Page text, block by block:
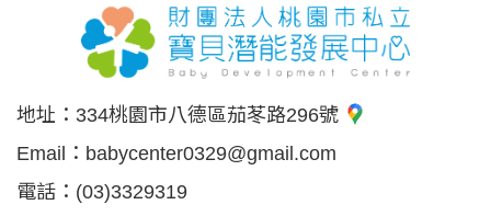
地址： 334桃園市八德區茄苳路296號
Email： babycenter0329@gmail.com
電話： (03)3329319